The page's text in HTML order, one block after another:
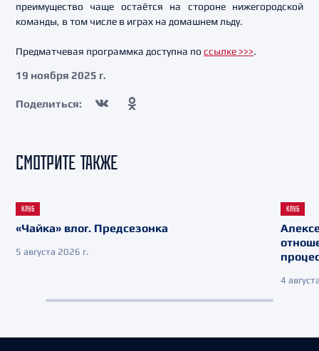
преимущество чаще остаётся на стороне нижегородской
команды, в том числе в играх на домашнем льду.
Предматчевая программка доступна по ссылке >>>.
19 ноября 2025 г.
Поделиться:
СМОТРИТЕ ТАКЖЕ
КЛУБ
«Чайка» влог. Предсезонка
5 августа 2026 г.
КЛУБ
4